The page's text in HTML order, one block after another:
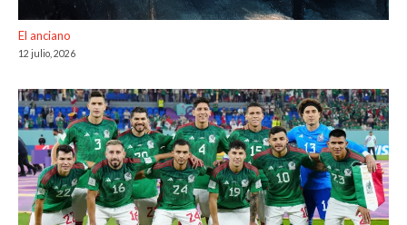
El anciano
12 julio, 2026